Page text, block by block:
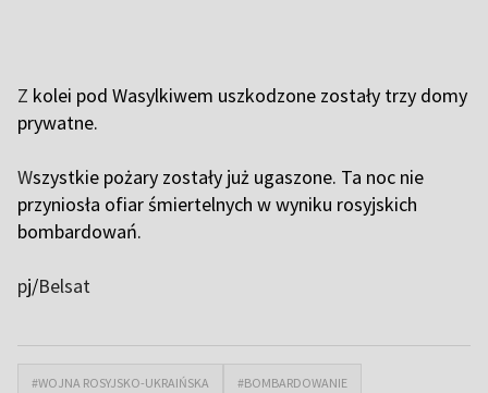
Z kolei pod Wasylkiwem uszkodzone zostały trzy domy
prywatne.
Wszystkie pożary zostały już ugaszone. Ta noc nie
przyniosła ofiar śmiertelnych w wyniku rosyjskich
bombardowań.
pj/Belsat
#WOJNA ROSYJSKO-UKRAIŃSKA #BOMBARDOWANIE